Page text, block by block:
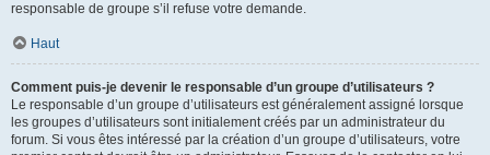
responsable de groupe s’il refuse votre demande.
Haut
Comment puis-je devenir le responsable d’un groupe d’utilisateurs ?
Le responsable d’un groupe d’utilisateurs est généralement assigné lorsque
les groupes d’utilisateurs sont initialement créés par un administrateur du
forum. Si vous êtes intéressé par la création d’un groupe d’utilisateurs, votre